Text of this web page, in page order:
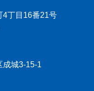
4丁目16番21号
成城3-15-1